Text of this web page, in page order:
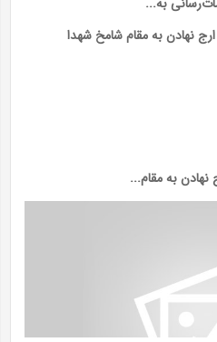
نهادن به مقام...